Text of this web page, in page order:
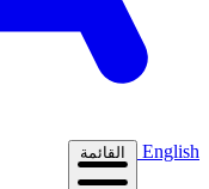
English القائمة